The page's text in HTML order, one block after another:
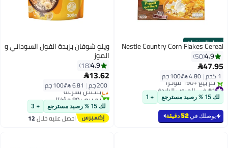
أفضل المنتجات
Nestle Country Corn Flakes Cereal
4.9
50
47.95
1 كجم |4.80 /⁨/100 جم⁩
#1 في الحبوب الباردة
بتخلّص بسرعة
تم بيع +190 مؤخرًا
#1 في الحبوب الباردة
لك 15 % رصيد مسترجع + 1
يوصلك في52 دقيقة
ويلو شوفان بزبدة الفول السوداني و
الموز
4.9
18
13.62
200 جم |
#7 في الحبوب الباردة
توصيل مجاني
بتخلّص بسرعة
تم بيع +80 مؤخرًا
#7 في الحبوب الباردةلك 15 % رصيد مسترجع + 3
احصل عليه خلال12